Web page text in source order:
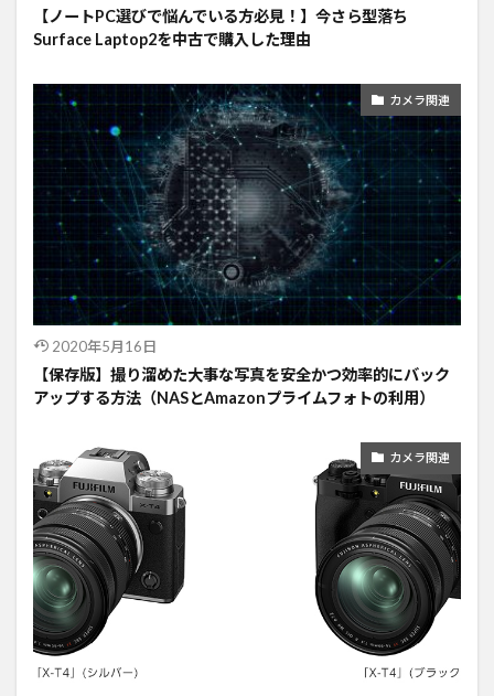
【ノートPC選びで悩んでいる方必見！】今さら型落ち
Surface Laptop2を中古で購入した理由
カメラ関連
2020年5月16日
【保存版】撮り溜めた大事な写真を安全かつ効率的にバック
アップする方法（NASとAmazonプライムフォトの利用）
カメラ関連